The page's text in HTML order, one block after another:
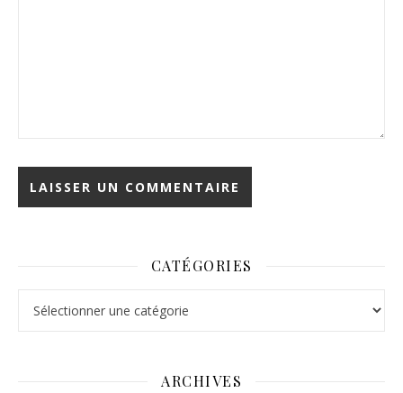
CATÉGORIES
ARCHIVES